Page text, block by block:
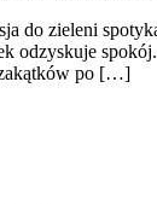
do zieleni
odzyskuje
zakątków po […]